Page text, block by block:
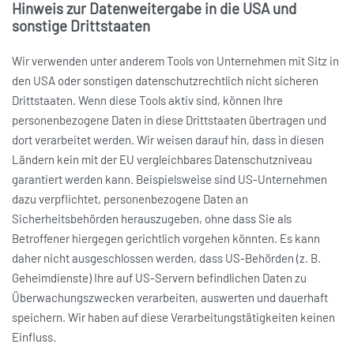
Hinweis zur Datenweitergabe in die USA und
sonstige Drittstaaten
Wir verwenden unter anderem Tools von Unternehmen mit Sitz in
den USA oder sonstigen datenschutzrechtlich nicht sicheren
Drittstaaten. Wenn diese Tools aktiv sind, können Ihre
personenbezogene Daten in diese Drittstaaten übertragen und
dort verarbeitet werden. Wir weisen darauf hin, dass in diesen
Ländern kein mit der EU vergleichbares Datenschutzniveau
garantiert werden kann. Beispielsweise sind US-Unternehmen
dazu verpflichtet, personenbezogene Daten an
Sicherheitsbehörden herauszugeben, ohne dass Sie als
Betroffener hiergegen gerichtlich vorgehen könnten. Es kann
daher nicht ausgeschlossen werden, dass US-Behörden (z. B.
Geheimdienste) Ihre auf US-Servern befindlichen Daten zu
Überwachungszwecken verarbeiten, auswerten und dauerhaft
speichern. Wir haben auf diese Verarbeitungstätigkeiten keinen
Einfluss.